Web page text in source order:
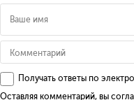
Получать ответы по
Оставляя комментарий, вы